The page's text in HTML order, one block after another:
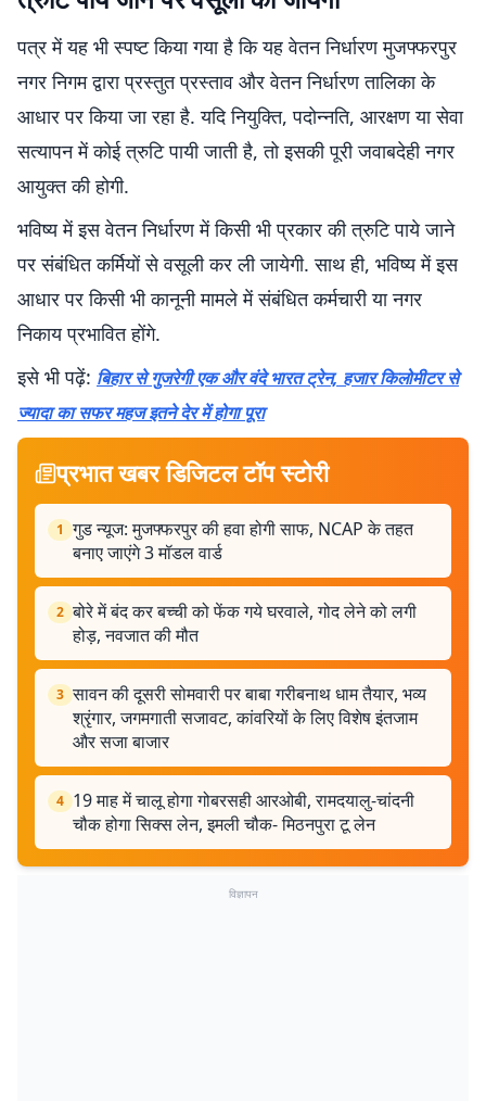
पत्र में यह भी स्पष्ट किया गया है कि यह वेतन निर्धारण मुजफ्फरपुर
नगर निगम द्वारा प्रस्तुत प्रस्ताव और वेतन निर्धारण तालिका के
आधार पर किया जा रहा है. यदि नियुक्ति, पदोन्नति, आरक्षण या सेवा
सत्यापन में कोई त्रुटि पायी जाती है, तो इसकी पूरी जवाबदेही नगर
आयुक्त की होगी.
भविष्य में इस वेतन निर्धारण में किसी भी प्रकार की त्रुटि पाये जाने
पर संबंधित कर्मियों से वसूली कर ली जायेगी. साथ ही, भविष्य में इस
आधार पर किसी भी कानूनी मामले में संबंधित कर्मचारी या नगर
निकाय प्रभावित होंगे.
इसे भी पढ़ें: बिहार से गुजरेगी एक और वंदे भारत ट्रेन, हजार किलोमीटर से
ज्यादा का सफर महज इतने देर में होगा पूरा
प्रभात खबर डिजिटल टॉप स्टोरी
1 गुड न्यूज: मुजफ्फरपुर की हवा होगी साफ, NCAP के तहत
बनाए जाएंगे 3 मॉडल वार्ड
2 बोरे में बंद कर बच्ची को फेंक गये घरवाले, गोद लेने को लगी
होड़, नवजात की मौत
3 सावन की दूसरी सोमवारी पर बाबा गरीबनाथ धाम तैयार, भव्य
श्रृंगार, जगमगाती सजावट, कांवरियों के लिए विशेष इंतजाम
और सजा बाजार
4 19 माह में चालू होगा गोबरसही आरओबी, रामदयालु-चांदनी
चौक होगा सिक्स लेन, इमली चौक- मिठनपुरा टू लेन
विज्ञापन